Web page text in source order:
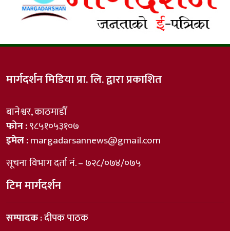
मार्गदर्शन मिडिया प्रा. लि. द्वारा प्रकाशित
बानेश्वर, काठमाडौँ
फोन :९८५१०५३१०७
इमेल :margadarsannews@gmail.com
सूचना विभाग दर्ता नं. – ७२८/०७४/०७५
टिम मार्गदर्शन
सम्पादक: दीपक पाठक